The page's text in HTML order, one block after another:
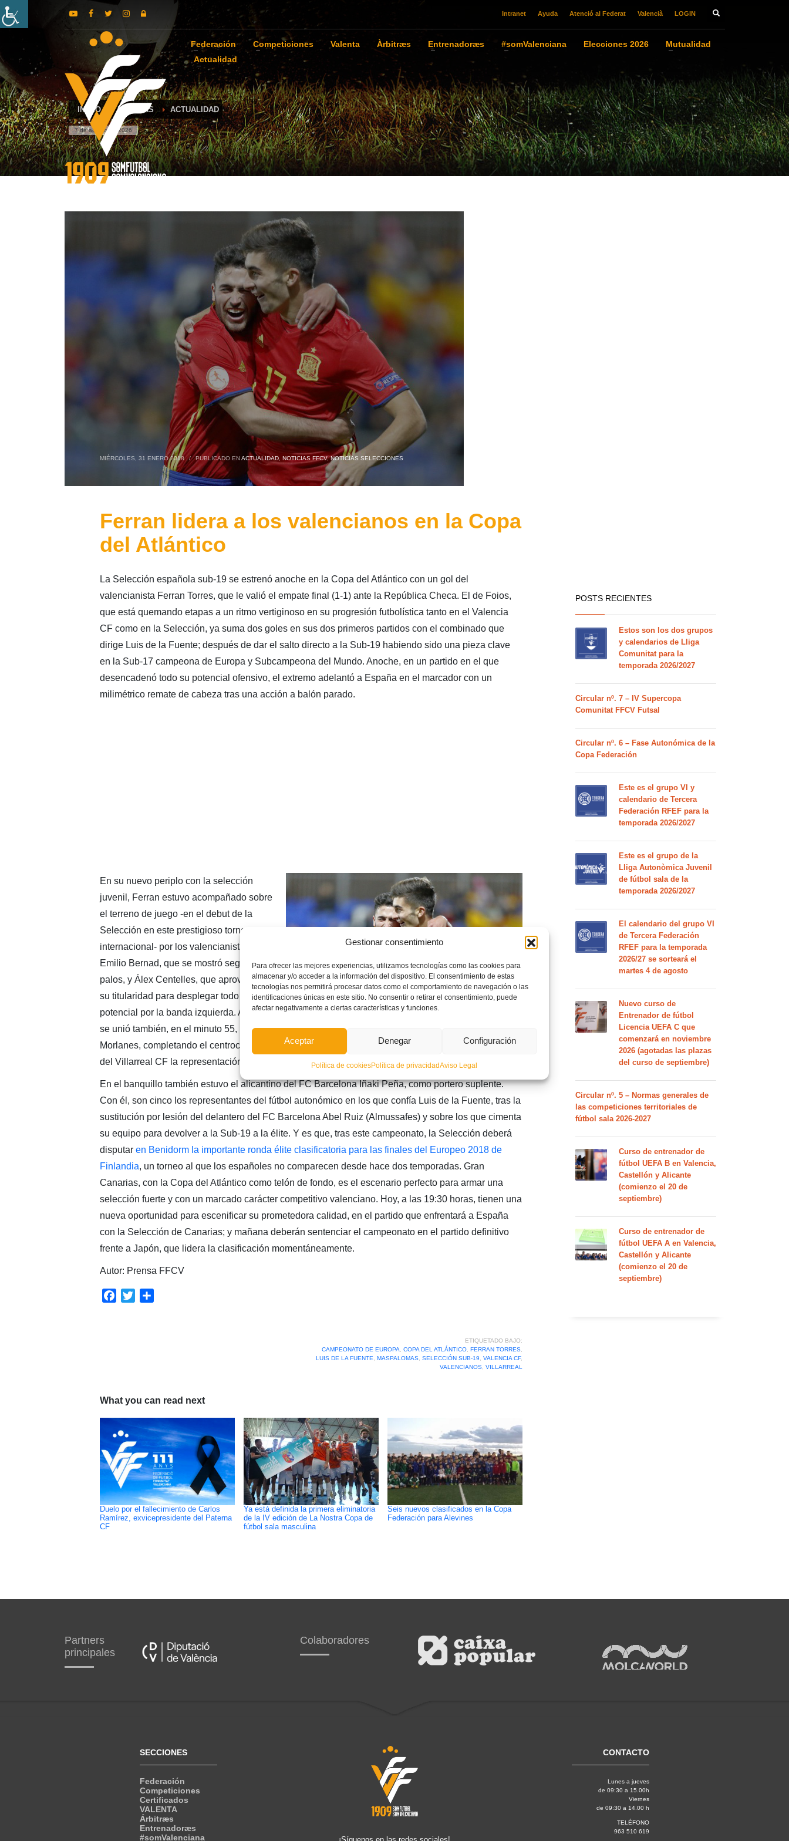
Gestionar consentimiento
Para ofrecer las mejores experiencias, utilizamos tecnologías como las cookies para
almacenar y/o acceder a la información del dispositivo. El consentimiento de estas
tecnologías nos permitirá procesar datos como el comportamiento de navegación o las
identificaciones únicas en este sitio. No consentir o retirar el consentimiento, puede
afectar negativamente a ciertas características y funciones.
Aceptar Denegar Configuración
Política de cookiesPolítica de privacidadAviso Legal
Intranet Ayuda Atenció al Federat Valencià LOGIN
Federación Competiciones Valenta Àrbitræs Entrenadoræs #somValenciana Elecciones 2026
Mutualidad
Actualidad
INICIO NOTICIAS ACTUALIDAD
7 de agosto de 2026
MIÉRCOLES, 31 ENERO 2018 / PUBLICADO ENACTUALIDAD, NOTICIAS FFCV,NOTICIAS SELECCIONES
Ferran lidera a los valencianos en la Copa
del Atlántico
La Selección española sub-19 se estrenó anoche en la Copa del Atlántico con un gol del
valencianista Ferran Torres, que le valió el empate final (1-1) ante la República Checa. El de Foios,
que está quemando etapas a un ritmo vertiginoso en su progresión futbolística tanto en el Valencia
CF como en la Selección, ya suma dos goles en sus dos primeros partidos con el combinado que
dirige Luis de la Fuente; después de dar el salto directo a la Sub-19 habiendo sido una pieza clave
en la Sub-17 campeona de Europa y Subcampeona del Mundo. Anoche, en un partido en el que
desencadenó todo su potencial ofensivo, el extremo adelantó a España en el marcador con un
milimétrico remate de cabeza tras una acción a balón parado.
En su nuevo periplo con la selección
juvenil, Ferran estuvo acompañado sobre
el terreno de juego -en el debut de la
Selección en este prestigioso torneo
internacional- por los valencianistas
Emilio Bernad, que se mostró seguro bajo
palos, y Álex Centelles, que aprovechó
su titularidad para desplegar todo su
potencial por la banda izquierda. A ellos
se unió también, en el minuto 55, Manuel
Morlanes, completando el centrocampista
del Villarreal CF la representación del fútbol valenciano sobre el césped.
En el banquillo también estuvo el alicantino del FC Barcelona Iñaki Peña, como portero suplente.
Con él, son cinco los representantes del fútbol autonómico en los que confía Luis de la Fuente, tras la
sustitución por lesión del delantero del FC Barcelona Abel Ruiz (Almussafes) y sobre los que cimenta
su equipo para devolver a la Sub-19 a la élite. Y es que, tras este campeonato, la Selección deberá
disputar en Benidorm la importante ronda élite clasificatoria para las finales del Europeo 2018 de
Finlandia, un torneo al que los españoles no comparecen desde hace dos temporadas. Gran
Canarias, con la Copa del Atlántico como telón de fondo, es el escenario perfecto para armar una
selección fuerte y con un marcado carácter competitivo valenciano. Hoy, a las 19:30 horas, tienen una
nueva oportunidad para escenificar su prometedora calidad, en el partido que enfrentará a España
con la Selección de Canarias; y mañana deberán sentenciar el campeonato en el partido definitivo
frente a Japón, que lidera la clasificación momentáneamente.
Autor: Prensa FFCV
Facebook
Twitter
ETIQUETADO BAJO:
CAMPEONATO DE EUROPA
COPA DEL ATLÁNTICO, FERRAN TORRES,
LUIS DE LA FUENTE
MASPALOMAS, SELECCIÓN SUB-19 VALENCIA CF,
VALENCIANOS, VILLARREAL
What you can read next
Duelo por el fallecimiento de Carlos
Ramírez, exvicepresidente del Paterna
CF
Ya está definida la primera eliminatoria
de la IV edición de La Nostra Copa de
fútbol sala masculina
Seis nuevos clasificados en la Copa
Federación para Alevines
POSTS RECIENTES
Estos son los dos grupos
y calendarios de Lliga
Comunitat para la
temporada 2026/2027
Circular nº. 7 – IV Supercopa
Comunitat FFCV Futsal
Circular nº. 6 – Fase Autonómica de la
Copa Federación
Este es el grupo VI y
calendario de Tercera
Federación RFEF para la
temporada 2026/2027
Este es el grupo de la
Lliga Autonòmica Juvenil
de fútbol sala de la
temporada 2026/2027
El calendario del grupo VI
de Tercera Federación
RFEF para la temporada
2026/27 se sorteará el
martes 4 de agosto
Nuevo curso de
Entrenador de fútbol
Licencia UEFA C que
comenzará en noviembre
2026 (agotadas las plazas
del curso de septiembre)
Circular nº. 5 – Normas generales de
las competiciones territoriales de
fútbol sala 2026-2027
Curso de entrenador de
fútbol UEFA B en Valencia,
Castellón y Alicante
(comienzo el 20 de
septiembre)
Curso de entrenador de
fútbol UEFA A en Valencia,
Castellón y Alicante
(comienzo el 20 de
septiembre)
Partners
principales
Colaboradores
SECCIONES
Federación
Competiciones
Certificados
VALENTA
Árbitræs
Entrenadoræs
#somValenciana
CONTACTO
Lunes a jueves
de 09:30 a 15.00h
Viernes
de 09:30 a 14.00 h
TELÉFONO
963 510 619